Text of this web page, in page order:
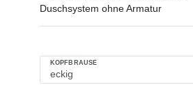
Duschsystem ohne Armatur
KOPFBRAUSE